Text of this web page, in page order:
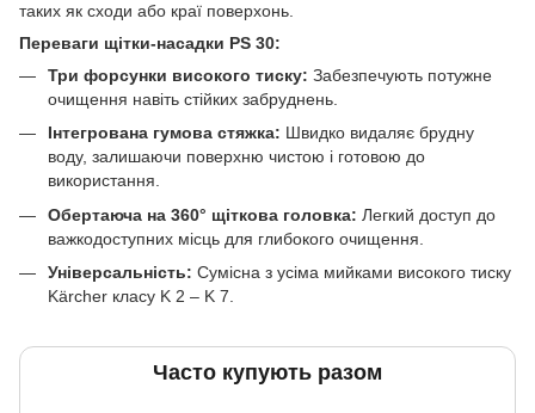
таких як сходи або краї поверхонь.
Переваги щітки-насадки PS 30:
Три форсунки високого тиску: Забезпечують потужне
очищення навіть стійких забруднень.
Інтегрована гумова стяжка: Швидко видаляє брудну
воду, залишаючи поверхню чистою і готовою до
використання.
Обертаюча на 360° щіткова головка: Легкий доступ до
важкодоступних місць для глибокого очищення.
Універсальність: Сумісна з усіма мийками високого тиску
Kärcher класу K 2 – K 7.
Часто купують разом